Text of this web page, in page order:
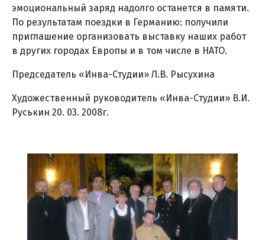
эмоциональный заряд надолго останется в памяти.
По результатам поездки в Германию: получили
приглашение организовать выставку наших работ
в других городах Европы и в том числе в НАТО.
Председатель «Инва-Студии» Л.В. Рысухина
Художественный руководитель «Инва-Студии» В.И.
Руськин 20. 03. 2008г.